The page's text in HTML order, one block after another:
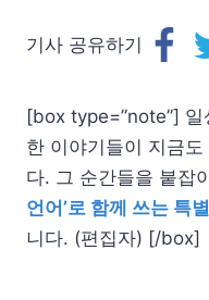
기사 공유하기
[box type=”note”]
한 이야기들이 지금
다. 그 순간들을 붙잡
언어’로 함께 쓰는 특
니다. (편집자) [/box]